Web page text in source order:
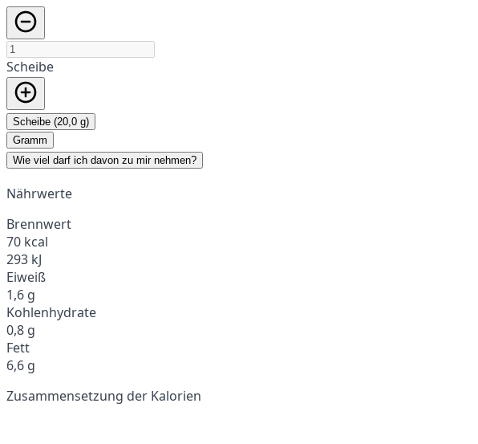
Scheibe
Scheibe (20,0 g)
Gramm
Wie viel darf ich davon zu mir nehmen?
Nährwerte
Brennwert
70 kcal
293 kJ
Eiweiß
1,6 g
Kohlenhydrate
0,8 g
Fett
6,6 g
Zusammensetzung der Kalorien